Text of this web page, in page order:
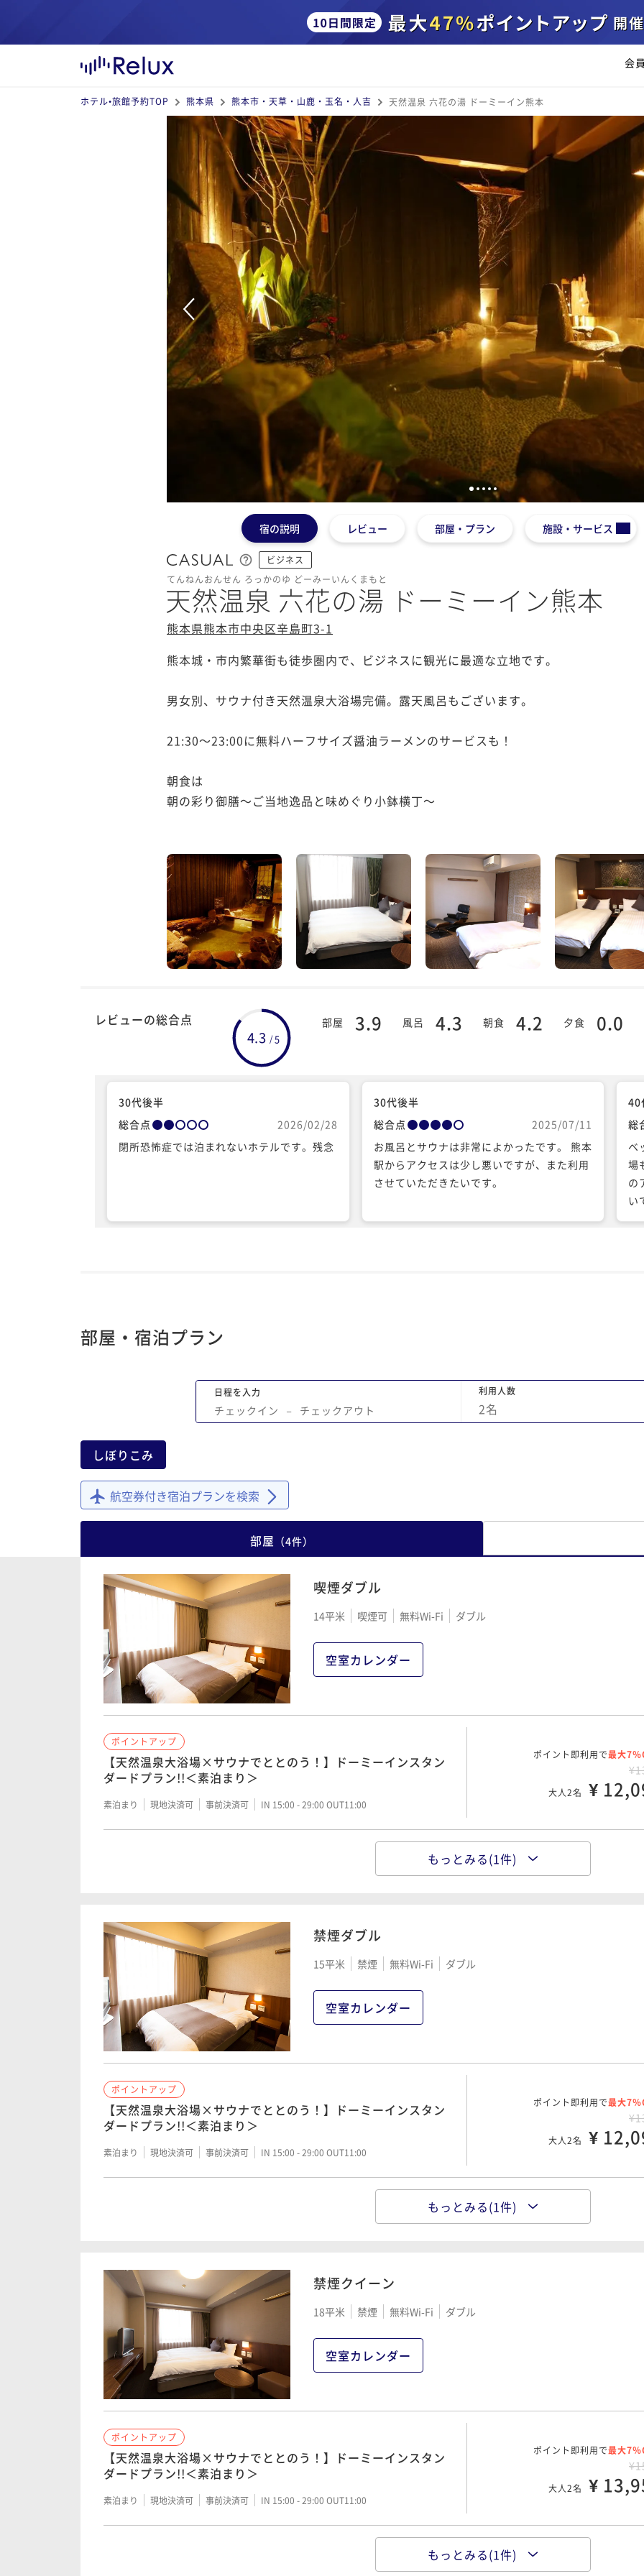
会
ホテル•旅館予約TOP 熊本県 熊本市・天草・山鹿・玉名・人吉 天然温泉 六花の湯 ドーミーイン熊本
1 2 3 45
宿の説明 レビュー 部屋・プラン 施設・サービス
ビジネス
てんねんおんせん ろっかのゆ どーみーいんくまもと
天然温泉 六花の湯 ドーミーイン熊本
熊本県熊本市中央区辛島町3-1
熊本城・市内繁華街も徒歩圏内で、ビジネスに観光に最適な立地です。
男女別、サウナ付き天然温泉大浴場完備。露天風呂もございます。
21:30～23:00に無料ハーフサイズ醤油ラーメンのサービスも！
朝食は
朝の彩り御膳～ご当地逸品と味めぐり小鉢横丁～
レビューの総合点
4.3 /5
部屋 3.9 風呂 4.3 朝食 4.2 夕食 0.0
30代後半
総合点
2026/02/28
閉所恐怖症では泊まれないホテルです。残念
30代後半
総合点
2025/07/11
お風呂とサウナは非常によかったです。 熊本
駅からアクセスは少し悪いですが、また利用
させていただきたいです。
40
総
ベ
場
の
い
部屋・宿泊プラン
日程を入力
チェックイン − チェックアウト
利用人数
2名
しぼりこみ
航空券付き宿泊プランを検索
部屋 （4件）
喫煙ダブル
14平米 喫煙可 無料Wi-Fi ダブル
空室カレンダー
ポイントアップ
【天然温泉大浴場×サウナでととのう！】ドーミーインスタン
ダードプラン!!＜素泊まり＞
素泊まり 現地決済可 事前決済可 IN 15:00 - 29:00 OUT11:00
ポイント即利用で最大7％
大人2名 ¥
【天然温泉大浴場×サウナでととのう！】ドーミーインスタン
もっとみる(1件)
禁煙ダブル
15平米 禁煙 無料Wi-Fi ダブル
空室カレンダー
ポイントアップ
【天然温泉大浴場×サウナでととのう！】ドーミーインスタン
ダードプラン!!＜素泊まり＞
素泊まり 現地決済可 事前決済可 IN 15:00 - 29:00 OUT11:00
ポイント即利用で最大7％
大人2名 ¥
【天然温泉大浴場×サウナでととのう！】ドーミーインスタン
もっとみる(1件)
禁煙クイーン
18平米 禁煙 無料Wi-Fi ダブル
空室カレンダー
ポイントアップ
【天然温泉大浴場×サウナでととのう！】ドーミーインスタン
ダードプラン!!＜素泊まり＞
素泊まり 現地決済可 事前決済可 IN 15:00 - 29:00 OUT11:00
ポイント即利用で最大7％
大人2名 ¥
【天然温泉大浴場×サウナでととのう！】ドーミーインスタン
もっとみる(1件)